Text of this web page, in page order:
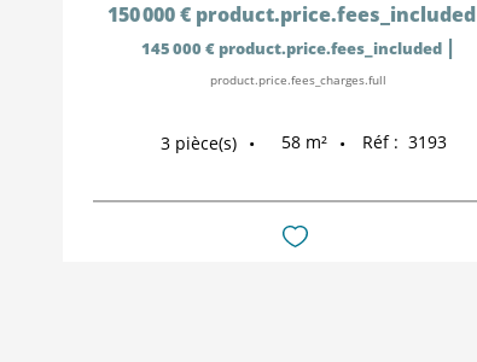
150 000 € product.price.fees_included
145 000 € product.price.fees_included |
product.price.fees_charges.full
3 pièce(s) 58 m² Réf : 3193